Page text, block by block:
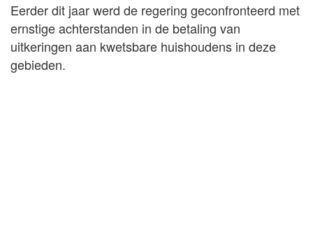
Eerder dit jaar werd de regering geconfronteerd met
ernstige achterstanden in de betaling van
uitkeringen aan kwetsbare huishoudens in deze
gebieden.